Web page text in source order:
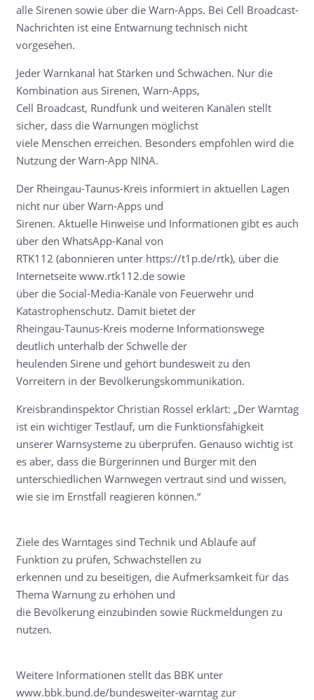
alle Sirenen sowie über die Warn-Apps. Bei Cell Broadcast-
Nachrichten ist eine Entwarnung technisch nicht
vorgesehen.
Jeder Warnkanal hat Stärken und Schwächen. Nur die
Kombination aus Sirenen, Warn-Apps,
Cell Broadcast, Rundfunk und weiteren Kanälen stellt
sicher, dass die Warnungen möglichst
viele Menschen erreichen. Besonders empfohlen wird die
Nutzung der Warn-App NINA.
Der Rheingau-Taunus-Kreis informiert in aktuellen Lagen
nicht nur über Warn-Apps und
Sirenen. Aktuelle Hinweise und Informationen gibt es auch
über den WhatsApp-Kanal von
RTK112 (abonnieren unter https://t1p.de/rtk), über die
Internetseite www.rtk112.de sowie
über die Social-Media-Kanäle von Feuerwehr und
Katastrophenschutz. Damit bietet der
Rheingau-Taunus-Kreis moderne Informationswege
deutlich unterhalb der Schwelle der
heulenden Sirene und gehört bundesweit zu den
Vorreitern in der Bevölkerungskommunikation.
Kreisbrandinspektor Christian Rossel erklärt: „Der Warntag
ist ein wichtiger Testlauf, um die Funktionsfähigkeit
unserer Warnsysteme zu überprüfen. Genauso wichtig ist
es aber, dass die Bürgerinnen und Bürger mit den
unterschiedlichen Warnwegen vertraut sind und wissen,
wie sie im Ernstfall reagieren können.“
Ziele des Warntages sind Technik und Abläufe auf
Funktion zu prüfen, Schwachstellen zu
erkennen und zu beseitigen, die Aufmerksamkeit für das
Thema Warnung zu erhöhen und
die Bevölkerung einzubinden sowie Rückmeldungen zu
nutzen.
Weitere Informationen stellt das BBK unter
www.bbk.bund.de/bundesweiter-warntag zur